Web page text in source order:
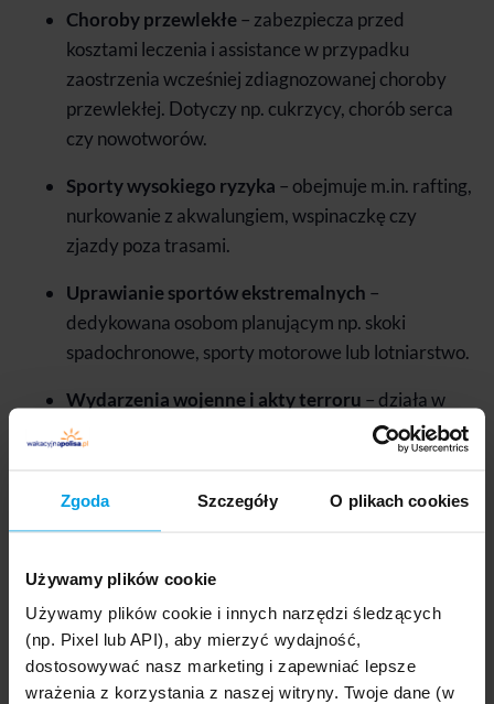
Zgoda Szczegóły O plikach cookies
Używamy plików cookie
Używamy plików cookie i innych narzędzi śledzących
(np. Pixel lub API), aby mierzyć wydajność,
dostosowywać nasz marketing i zapewniać lepsze
wrażenia z korzystania z naszej witryny. Twoje dane (w
Choroby przewlekłe– zabezpiecza przed
kosztami leczenia i assistance w przypadku
zaostrzenia wcześniej zdiagnozowanej choroby
przewlekłej. Dotyczy np. cukrzycy, chorób serca
czy nowotworów.
Sporty wysokiego ryzyka – obejmuje m.in. rafting,
nurkowanie z akwalungiem, wspinaczkę czy
zjazdy poza trasami.
Uprawianie sportów ekstremalnych –
dedykowana osobom planującym np. skoki
spadochronowe, sporty motorowe lub lotniarstwo.
Wydarzenia wojenne i akty terroru – działa w
sytuacjach zagrożenia spowodowanego
zamieszkami, aktami przemocy lub konfliktami
zbrojnymi, pod warunkiem braku oficjalnego
ostrzeżenia MSZ.
pracy fizycznej, w tym również w charakterze
kierowcy, pracownika magazynu czy na budowie.
Aktywacja rozszerzeń wymaga zaznaczenia